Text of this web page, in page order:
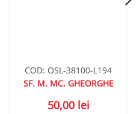
COD: OSL-38100-L194
SF. M. MC. GHEORGHE
50,00 lei